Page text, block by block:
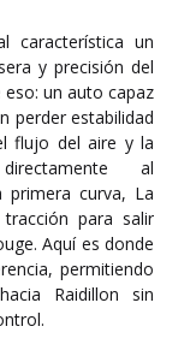
característica un
y precisión del
un auto capaz
perder estabilidad
flujo del aire y la
al
primera curva, La
para salir
Aquí es donde
permitiendo
Raidillon sin